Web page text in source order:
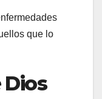
que lo